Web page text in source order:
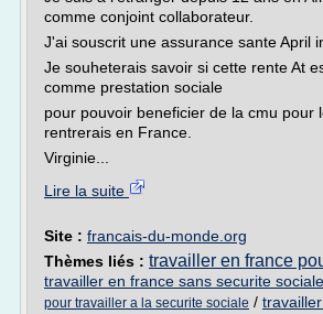
comme conjoint collaborateur.
J'ai souscrit une assurance sante April
Je souheterais savoir si cette rente At
comme prestation sociale
pour pouvoir beneficier de la cmu pour
rentrerais en France.
Virginie...
Lire la suite
Site : francais-du-monde.org
Thèmes liés : travailler en france
travailler en france sans securite sociale
pour travailler a la securite sociale /